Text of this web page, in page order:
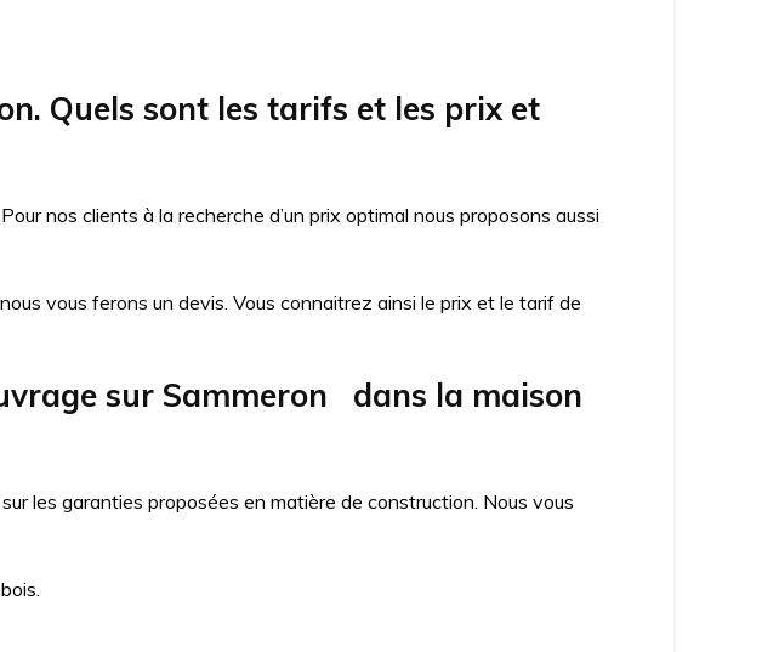
Quels sont les tarifs et les prix et
nos clients à la recherche d’un prix optimal nous proposons aussi
vous ferons un devis. Vous connaitrez ainsi le prix et le tarif de
sur Sammeron dans la maison
les garanties proposées en matière de construction. Nous vous